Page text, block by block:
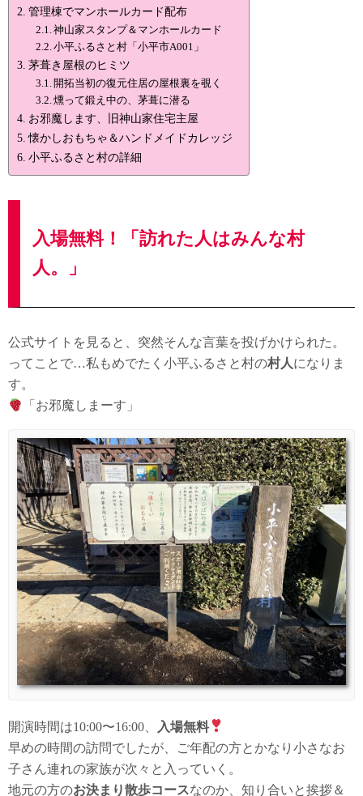
管理棟でマンホールカード配布
神山家スタンプ＆マンホールカード
小平ふるさと村「小平市A001」
茅葺き屋根のヒミツ
開拓当初の復元住居の屋根裏を覗く
燻って鍛え中の、茅葺に潜る
お邪魔します、旧神山家住宅主屋
懐かしおもちゃ＆ハンドメイドカレッジ
小平ふるさと村の詳細
入場無料！「訪れた人はみんな村
人。」
公式サイトを見ると、突然そんな言葉を投げかけられた。
ってことで…私もめでたく小平ふるさと村の村人になりま
す。
「お邪魔しまーす」
開演時間は10:00〜16:00、
入場無料
早めの時間の訪問でしたが、ご年配の方とかなり小さなお
子さん連れの家族が次々と入っていく。
地元の方のお決まり散歩コースなのか、知り合いと挨拶＆